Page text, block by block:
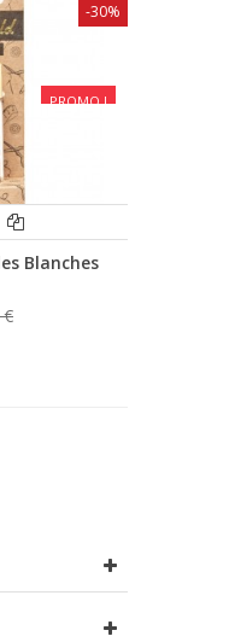
PROMO !
Blanches
€
-30%